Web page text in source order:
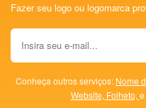
Fazer seu logo ou logomarca
Conheça outros serviços: Nome
Website, Folheto,